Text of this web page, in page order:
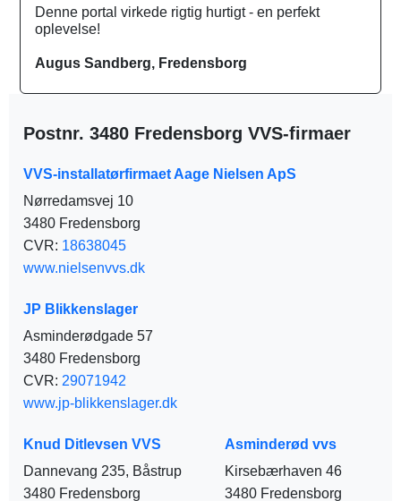
Denne portal virkede rigtig hurtigt - en perfekt
oplevelse!
Augus Sandberg, Fredensborg
Postnr. 3480 Fredensborg VVS-firmaer
VVS-installatørfirmaet Aage Nielsen ApS
Nørredamsvej 10
3480 Fredensborg
CVR: 18638045
www.nielsenvvs.dk
JP Blikkenslager
Asminderødgade 57
3480 Fredensborg
CVR: 29071942
www.jp-blikkenslager.dk
Knud Ditlevsen VVS
Dannevang 235, Båstrup
3480 Fredensborg
Asminderød vvs
Kirsebærhaven 46
3480 Fredensborg